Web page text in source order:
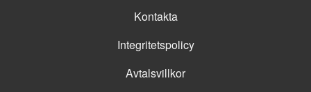
Kontakta
Integritetspolicy
Avtalsvillkor